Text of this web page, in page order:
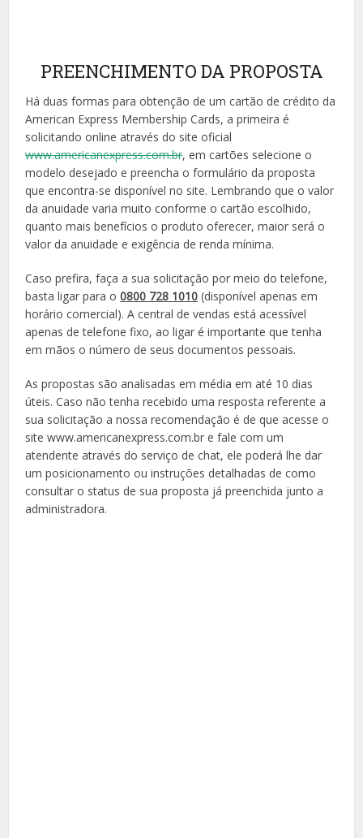
PREENCHIMENTO DA PROPOSTA
Há duas formas para obtenção de um cartão de crédito da
American Express Membership Cards, a primeira é
solicitando online através do site oficial
www.americanexpress.com.br, em cartões selecione o
modelo desejado e preencha o formulário da proposta
que encontra-se disponível no site. Lembrando que o valor
da anuidade varia muito conforme o cartão escolhido,
quanto mais benefícios o produto oferecer, maior será o
valor da anuidade e exigência de renda mínima.
Caso prefira, faça a sua solicitação por meio do telefone,
basta ligar para o0800 728 1010 (disponível apenas em
horário comercial). A central de vendas está acessível
apenas de telefone fixo, ao ligar é importante que tenha
em mãos o número de seus documentos pessoais.
As propostas são analisadas em média em até 10 dias
úteis. Caso não tenha recebido uma resposta referente a
sua solicitação a nossa recomendação é de que acesse o
site www.americanexpress.com.br e fale com um
atendente através do serviço de chat, ele poderá lhe dar
um posicionamento ou instruções detalhadas de como
consultar o status de sua proposta já preenchida junto a
administradora.